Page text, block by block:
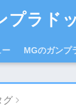
プラド
ー MGのガンプ
グ